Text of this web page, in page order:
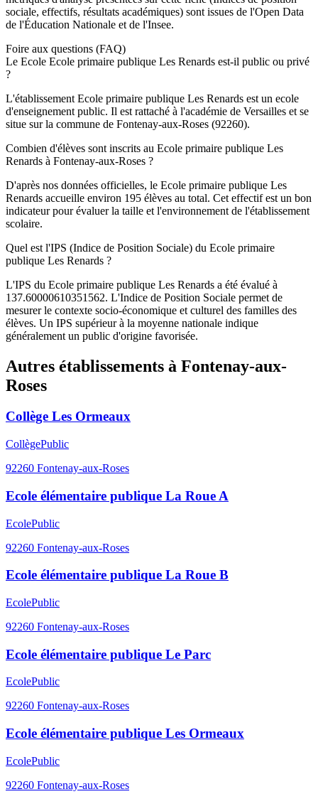
sociale, effectifs, résultats académiques) sont issues de l'Open Data
de l'Éducation Nationale et de l'Insee.
Foire aux questions (FAQ)
Le Ecole Ecole primaire publique Les Renards est-il public ou privé
?
L'établissement Ecole primaire publique Les Renards est un ecole
d'enseignement public. Il est rattaché à l'académie de Versailles et se
situe sur la commune de Fontenay-aux-Roses (92260).
Combien d'élèves sont inscrits au Ecole primaire publique Les
Renards à Fontenay-aux-Roses ?
D'après nos données officielles, le Ecole primaire publique Les
Renards accueille environ 195 élèves au total. Cet effectif est un bon
indicateur pour évaluer la taille et l'environnement de l'établissement
scolaire.
Quel est l'IPS (Indice de Position Sociale) du Ecole primaire
publique Les Renards ?
L'IPS du Ecole primaire publique Les Renards a été évalué à
137.60000610351562. L'Indice de Position Sociale permet de
mesurer le contexte socio-économique et culturel des familles des
élèves. Un IPS supérieur à la moyenne nationale indique
généralement un public d'origine favorisée.
Autres établissements à Fontenay-aux-
Roses
Collège Les Ormeaux
CollègePublic
92260 Fontenay-aux-Roses
Ecole élémentaire publique La Roue A
EcolePublic
92260 Fontenay-aux-Roses
Ecole élémentaire publique La Roue B
EcolePublic
92260 Fontenay-aux-Roses
Ecole élémentaire publique Le Parc
EcolePublic
92260 Fontenay-aux-Roses
Ecole élémentaire publique Les Ormeaux
EcolePublic
92260 Fontenay-aux-Roses